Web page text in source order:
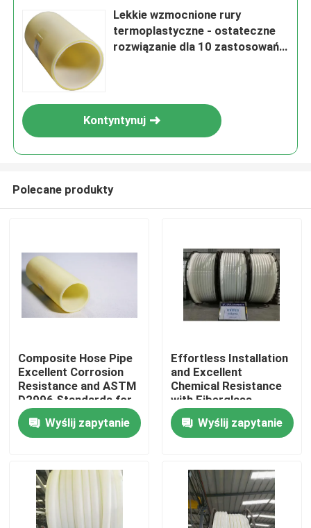
Dom
Produkty
Pokaz VR
Lekkie wzmocnione rury
termoplastyczne - ostateczne
rozwiązanie dla 10 zastosowań
Kontyntynuj
Polecane produkty
Composite Hose Pipe
Excellent Corrosion
Resistance and ASTM
D2996 Standards for
Industrial Applications
Wyślij zapytanie
Effortless Installation
and Excellent
Chemical Resistance
with Fiberglass
Reinforced Plastic
Pipe Wyślij zapytanie